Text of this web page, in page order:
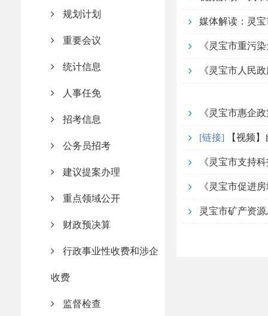
规划计划
重要会议
统计信息
人事任免
招考信息
公务员招考
建议提案办理
重点领域公开
财政预决算
行政事业性收费和涉企
收费
监督检查
媒体解读：灵
《灵宝市重污
《灵宝市人民
《灵宝市惠企
[链接] 【视频
《灵宝市支持
《灵宝市促进
灵宝市矿产资